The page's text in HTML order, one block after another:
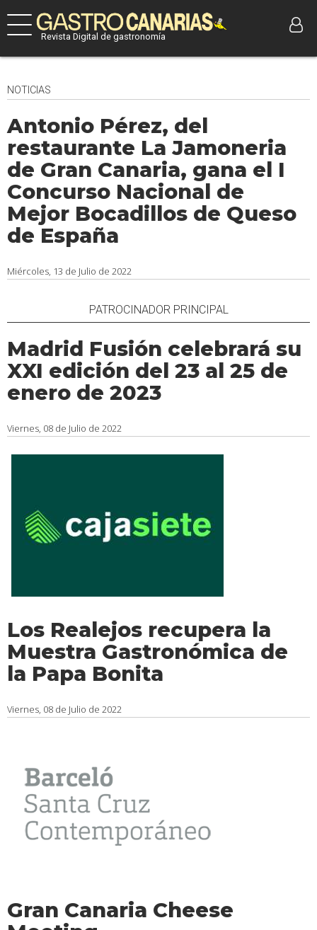
Revista Digital de gastronomía
NOTICIAS
Antonio Pérez, del
restaurante La Jamoneria
de Gran Canaria, gana el I
Concurso Nacional de
Mejor Bocadillos de Queso
de España
Miércoles, 13 de Julio de 2022
PATROCINADOR PRINCIPAL
Madrid Fusión celebrará su
XXI edición del 23 al 25 de
enero de 2023
Viernes, 08 de Julio de 2022
Los Realejos recupera la
Muestra Gastronómica de
la Papa Bonita
Viernes, 08 de Julio de 2022
Gran Canaria Cheese